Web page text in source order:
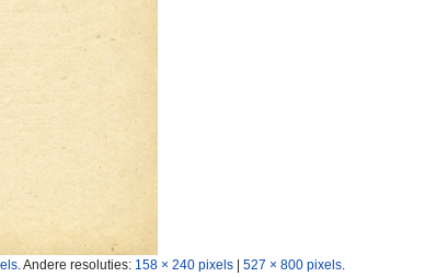
Andere resoluties: 158 × 240 pixels | 527 × 800 pixels